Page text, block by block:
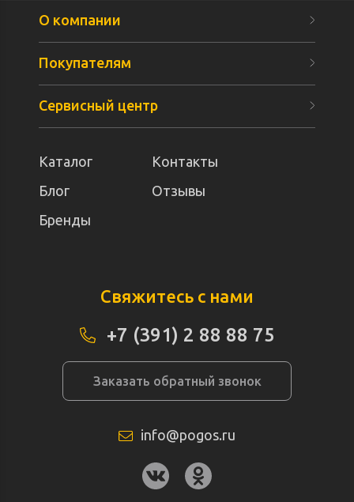
О компании
Покупателям
Сервисный центр
Каталог
Контакты
Блог
Отзывы
Бренды
Свяжитесь с нами
+7 (391) 2 88 88 75
Заказать обратный звонок
info@pogos.ru